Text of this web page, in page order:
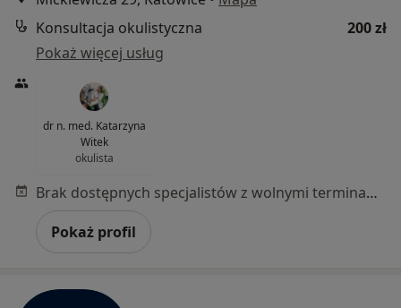
Konsultacja okulistyczna
200 zł
Pokaż więcej usług
dr n. med. Katarzyna
Witek
okulista
Brak dostępnych specjalistów z wolnymi terminami w tym centrum medycznym.
Pokaż profil